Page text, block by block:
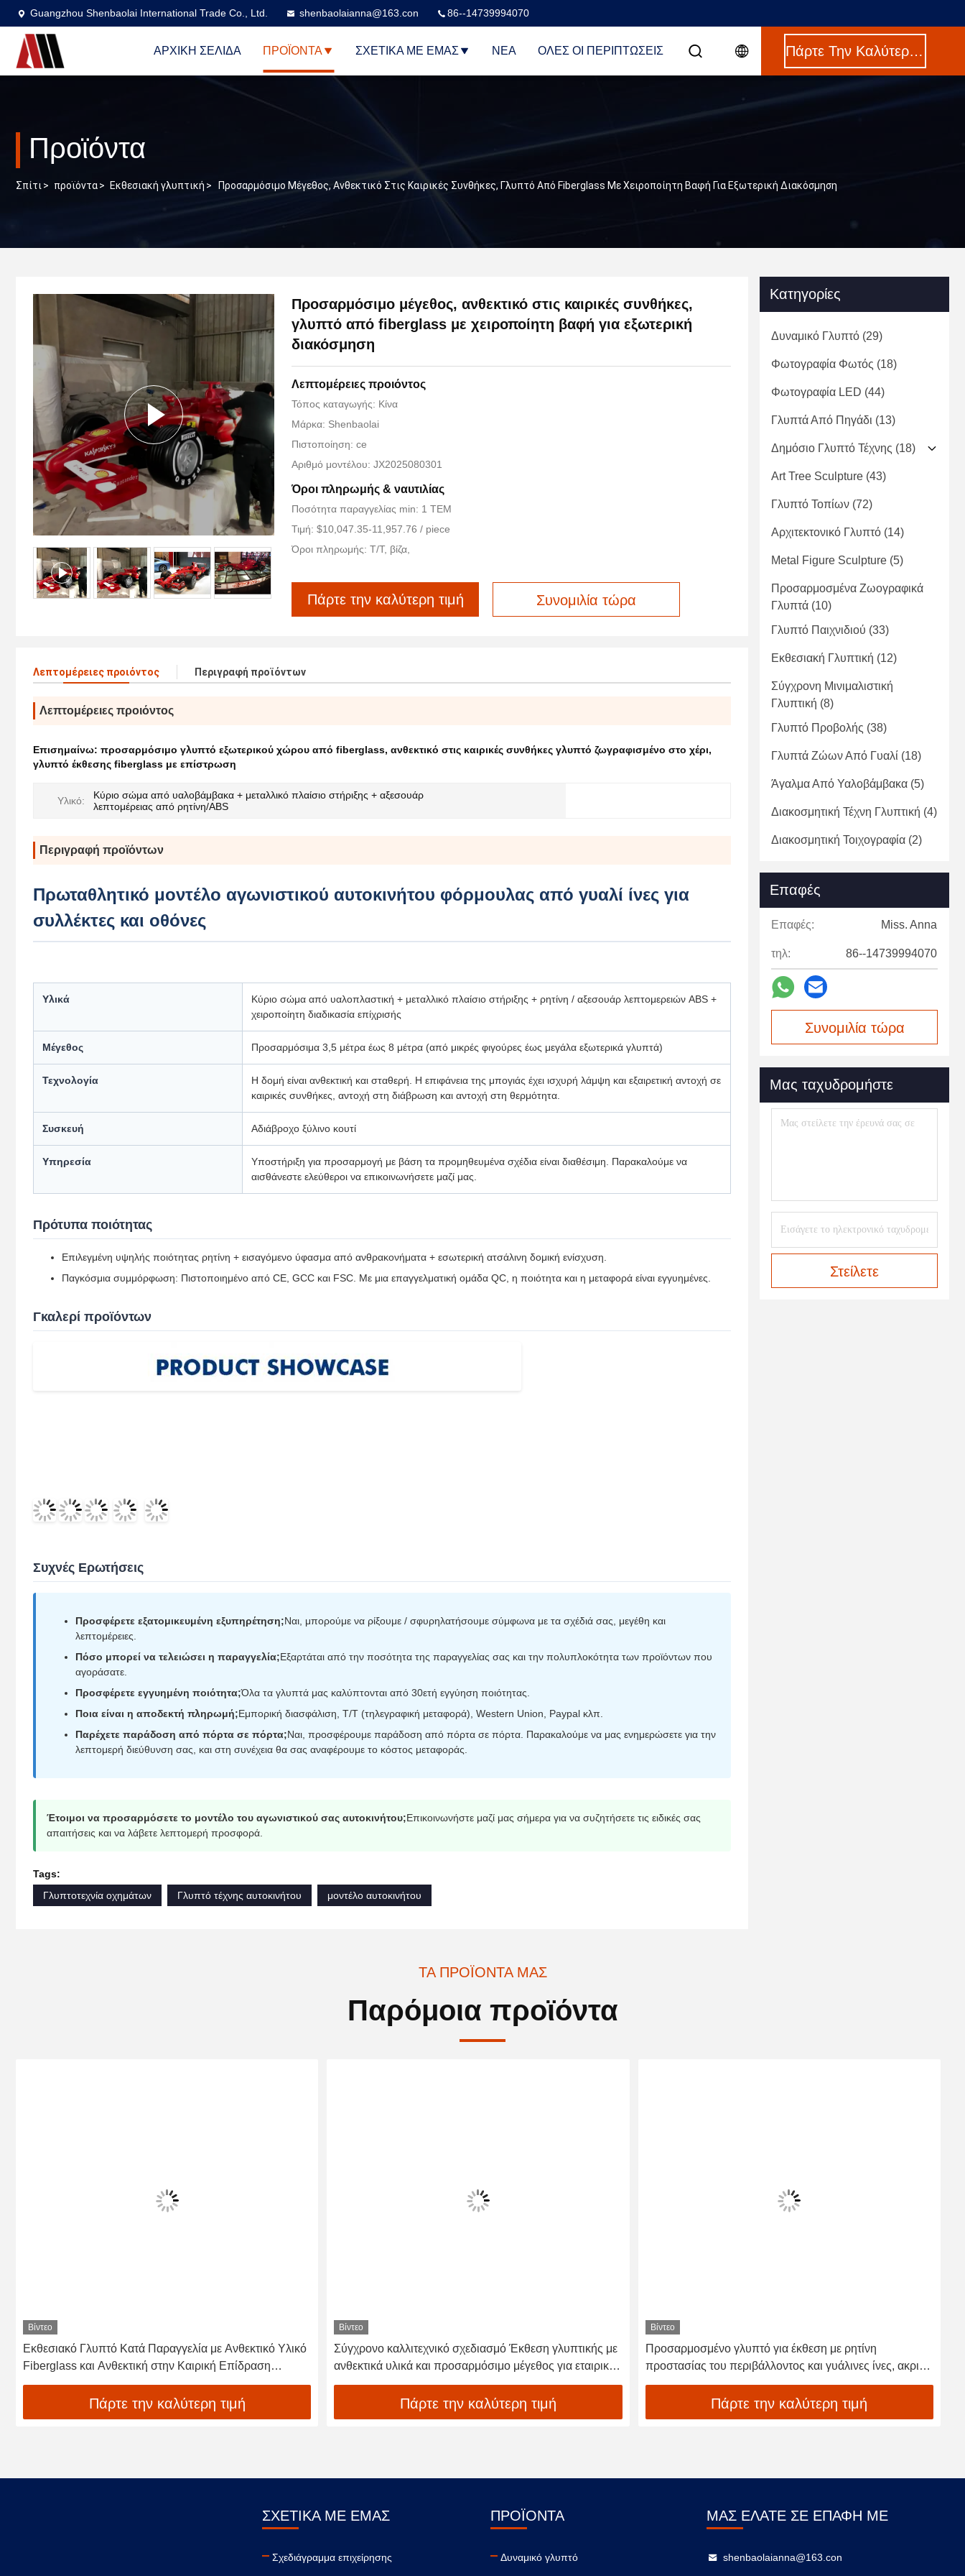
Guangzhou Shenbaolai International Trade Co., Ltd. shenbaolaianna@163.con 86--14739994070
ΑΡΧΙΚΉ ΣΕΛΊΔΑ ΠΡΟΪΌΝΤΑ ΣΧΕΤΙΚΆ ΜΕ ΕΜΆΣ ΝΈΑ ΌΛΕΣ ΟΙ ΠΕΡΙΠΤΏΣΕΙΣ Πάρτε Την Καλύτερη Τιμή
Προϊόντα
Σπίτι> προϊόντα> Εκθεσιακή γλυπτική > Προσαρμόσιμο Μέγεθος, Ανθεκτικό Στις Καιρικές Συνθήκες, Γλυπτό Από Fiberglass Με Χειροποίητη Βαφή Για Εξωτερική Διακόσμηση
Προσαρμόσιμο μέγεθος, ανθεκτικό στις καιρικές συνθήκες,
γλυπτό από fiberglass με χειροποίητη βαφή για εξωτερική
διακόσμηση
Λεπτομέρειες προιόντος
Τόπος καταγωγής: Κίνα
Μάρκα: Shenbaolai
Πιστοποίηση: ce
Αριθμό μοντέλου: JX2025080301
Όροι πληρωμής & ναυτιλίας
Ποσότητα παραγγελίας min: 1 ΤΕΜ
Τιμή: $10,047.35-11,957.76 / piece
Όροι πληρωμής: T/T, βίζα,
Πάρτε την καλύτερη τιμή Συνομιλία τώρα
Λεπτομέρειες προιόντος Περιγραφή προϊόντων
Λεπτομέρειες προιόντος
Επισημαίνω: προσαρμόσιμο γλυπτό εξωτερικού χώρου από fiberglass, ανθεκτικό στις καιρικές συνθήκες γλυπτό ζωγραφισμένο στο χέρι,
γλυπτό έκθεσης fiberglass με επίστρωση
Υλικό:
Κύριο σώμα από υαλοβάμβακα + μεταλλικό πλαίσιο στήριξης + αξεσουάρ
λεπτομέρειας από ρητίνη/ABS
Περιγραφή προϊόντων
Πρωταθλητικό μοντέλο αγωνιστικού αυτοκινήτου φόρμουλας από γυαλί ίνες για
συλλέκτες και οθόνες
Υλικά
Κύριο σώμα από υαλοπλαστική + μεταλλικό πλαίσιο στήριξης + ρητίνη / αξεσουάρ λεπτομερειών ABS +
χειροποίητη διαδικασία επίχρισής
Μέγεθος Προσαρμόσιμα 3,5 μέτρα έως 8 μέτρα (από μικρές φιγούρες έως μεγάλα εξωτερικά γλυπτά)
Τεχνολογία
Η δομή είναι ανθεκτική και σταθερή. Η επιφάνεια της μπογιάς έχει ισχυρή λάμψη και εξαιρετική αντοχή σε
καιρικές συνθήκες, αντοχή στη διάβρωση και αντοχή στη θερμότητα.
Συσκευή Αδιάβροχο ξύλινο κουτί
Υπηρεσία
Υποστήριξη για προσαρμογή με βάση τα προμηθευμένα σχέδια είναι διαθέσιμη. Παρακαλούμε να
αισθάνεστε ελεύθεροι να επικοινωνήσετε μαζί μας.
Πρότυπα ποιότητας
Επιλεγμένη υψηλής ποιότητας ρητίνη + εισαγόμενο ύφασμα από ανθρακονήματα + εσωτερική ατσάλινη δομική ενίσχυση.
Παγκόσμια συμμόρφωση: Πιστοποιημένο από CE, GCC και FSC. Με μια επαγγελματική ομάδα QC, η ποιότητα και η μεταφορά είναι εγγυημένες.
Γκαλερί προϊόντων
Κατηγορίες
Δυναμικό Γλυπτό (29)
Φωτογραφία Φωτός (18)
Φωτογραφία LED (44)
Γλυπτά Από Πηγάδι (13)
Δημόσιο Γλυπτό Τέχνης (18)
Art Tree Sculpture (43)
Γλυπτό Τοπίων (72)
Αρχιτεκτονικό Γλυπτό (14)
Metal Figure Sculpture (5)
Προσαρμοσμένα Ζωογραφικά
Γλυπτά (10)
Γλυπτό Παιχνιδιού (33)
Εκθεσιακή Γλυπτική (12)
Σύγχρονη Μινιμαλιστική
Γλυπτική (8)
Γλυπτό Προβολής (38)
Γλυπτά Ζώων Από Γυαλί (18)
Άγαλμα Από Υαλοβάμβακα (5)
Διακοσμητική Τέχνη Γλυπτική (4)
Διακοσμητική Τοιχογραφία (2)
Επαφές
Επαφές: Miss. Anna
τηλ: 86--14739994070
Συνομιλία τώρα
Μας ταχυδρομήστε
Στείλετε